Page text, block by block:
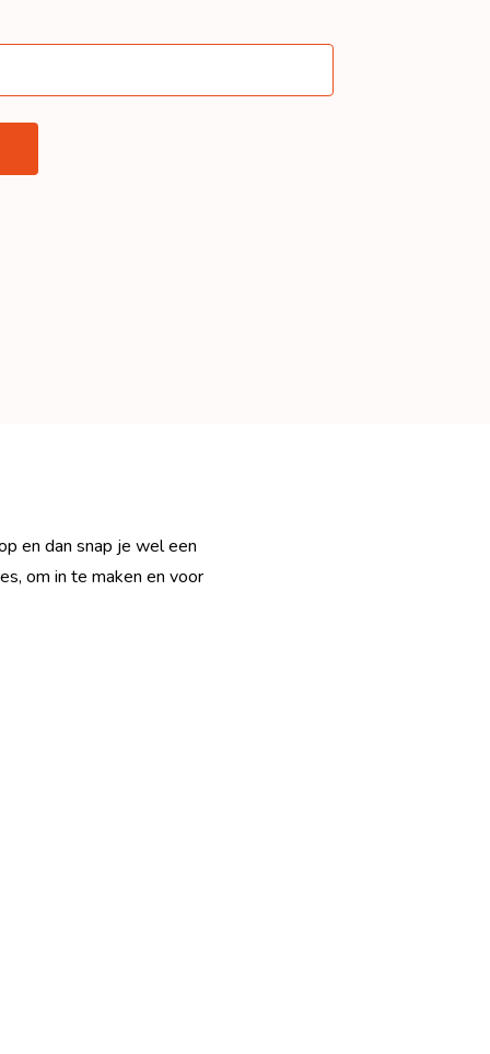
en dan snap je wel een
om in te maken en voor